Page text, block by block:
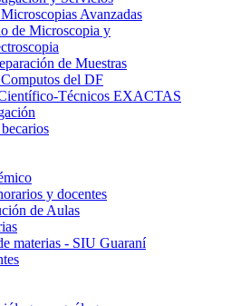
Avanzadas
de Microscopia y
de Muestras
del DF
Técnicos EXACTAS
y docentes
de Aulas
materias - SIU Guaraní